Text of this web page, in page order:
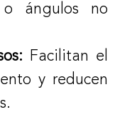
o ángulos no
Facilitan el
y reducen